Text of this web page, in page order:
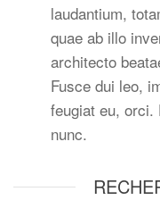
laudantium,
quae ab illo
architecto
Fusce dui leo,
feugiat eu,
nunc.